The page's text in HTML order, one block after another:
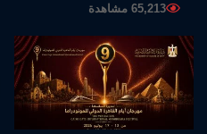
65,213 مشاهدة